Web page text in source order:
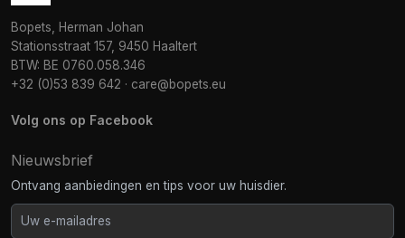
Bopets, Herman Johan
Stationsstraat 157, 9450 Haaltert
BTW: BE 0760.058.346
+32 (0)53 839 642 · care@bopets.eu
Volg ons op Facebook
Nieuwsbrief
Ontvang aanbiedingen en tips voor uw huisdier.